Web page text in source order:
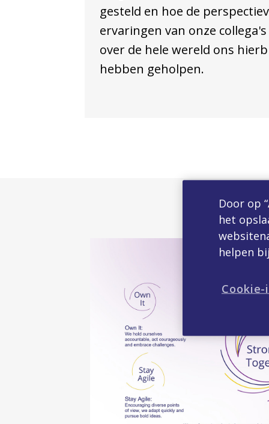
gesteld en hoe de
ervaringen van onze
over de hele wereld ons
hebben geholpen.
Door op
het
helpen